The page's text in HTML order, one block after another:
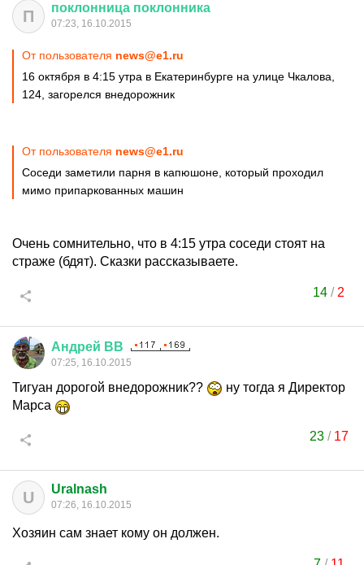
П поклонница поклонника
07:23, 16.10.2015
От пользователя news@e1.ru
16 октября в 4:15 утра в Екатеринбурге на улице Чкалова,
124, загорелся внедорожник
От пользователя news@e1.ru
Соседи заметили парня в капюшоне, который проходил
мимо припаркованных машин
Очень сомнительно, что в 4:15 утра соседи стоят на
страже (бдят). Сказки рассказываете.
14 / 2
Андрей ВВ
07:25, 16.10.2015
Тигуан дорогой внедорожник??
ну тогда я Директор
Марса
23/ 17
U Uralnash
07:26, 16.10.2015
Хозяин сам знает кому он должен.